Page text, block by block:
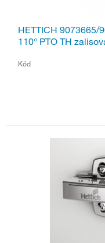
HETTICH 9073665/
110° PTO TH
Kód